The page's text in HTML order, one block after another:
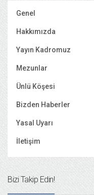
Genel
Hakkımızda
Yayın Kadromuz
Mezunlar
Ünlü Köşesi
Bizden Haberler
Yasal Uyarı
İletişim
Bizi Takip Edin!